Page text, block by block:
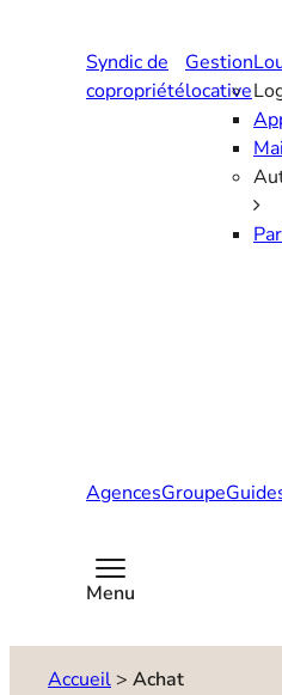
Syndic de
copropriété
Gestion
locative
AgencesGroupe
Menu
Accueil > Achat